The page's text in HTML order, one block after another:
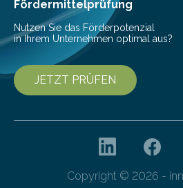
Fördermittelprüfung
Nutzen Sie das Förderpotenzial
in Ihrem Unternehmen optimal aus?
JETZT PRÜFEN
Copyright © 2026 -